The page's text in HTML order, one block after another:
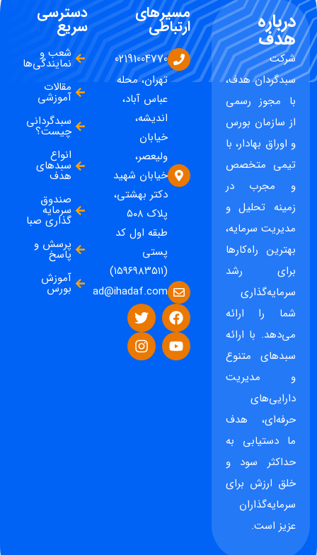
درباره
هدف
شرکت
سبدگردان هدف،
با مجوز رسمی
از سازمان بورس
و اوراق بهادار، با
تیمی متخصص
و مجرب در
زمینه تحلیل و
مدیریت سرمایه،
بهترین راه‌کارها
برای رشد
سرمایه‌گذاری
شما را ارائه
می‌دهد. با ارائه
سبدهای متنوع
و مدیریت
دارایی‌های
حرفه‌ای، هدف
ما دستیابی به
حداکثر سود و
خلق ارزش برای
سرمایه‌گذاران
عزیز است.
مسیرهای
ارتباطی
02191004770
تهران، محله
عباس آباد،
اندیشه،
خیابان
ولیعصر،
خیابان شهید
دکتر بهشتی،
پلاک ۵۰۸
طبقه اول کد
پستی
(۱۵۹۶۹۸۳۵۱۱)
ad@ihadaf.com
دسترسی
سریع
شعب و
نمایندگی‌ها
مقالات
آموزشی
سبدگردانی
چیست؟
انواع
سبدهای
هدف
صندوق
سرمایه
گذاری صبا
پرسش و
پاسخ
آموزش
بورس